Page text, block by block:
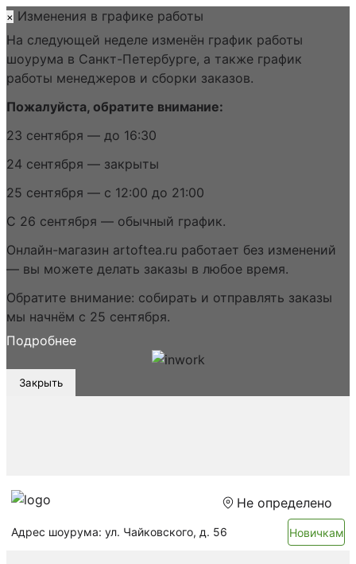
× Изменения в графике работы
На следующей неделе изменён график работы
шоурума в Санкт-Петербурге, а также график
работы менеджеров и сборки заказов.
Пожалуйста, обратите внимание:
23 сентября — до 16:30
24 сентября — закрыты
25 сентября — с 12:00 до 21:00
С 26 сентября — обычный график.
Онлайн-магазин artoftea.ru работает без изменений
— вы можете делать заказы в любое время.
Обратите внимание: собирать и отправлять заказы
мы начнём с 25 сентября.
Подробнее
Закрыть
Не определено
Адрес шоурума: ул. Чайковского, д. 56 Новичкам